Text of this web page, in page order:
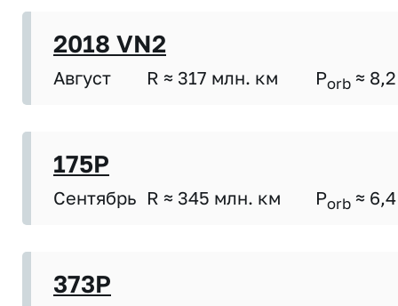
2018 VN2
Август R ≈ 317 млн. км Porb ≈ 8,2
175P
Сентябрь R ≈ 345 млн. км Porb ≈ 6,4
373P